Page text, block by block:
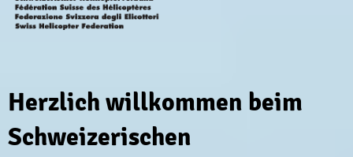
Herzlich willkommen beim
Schweizerischen